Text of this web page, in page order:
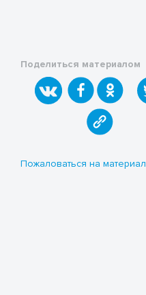
Поделиться материалом
Пожаловаться на материал